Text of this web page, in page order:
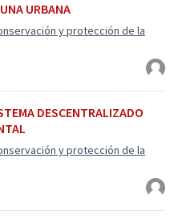
URBANA
y protección de la
DESCENTRALIZADO
y protección de la